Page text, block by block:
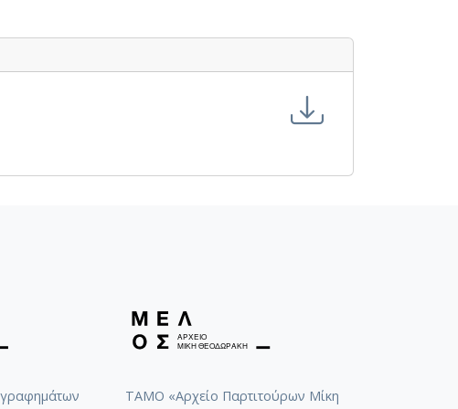
[1949-11-22-1950-12-31]
ΤΑΜΟ «Αρχείο Παρτιτούρων Μίκη